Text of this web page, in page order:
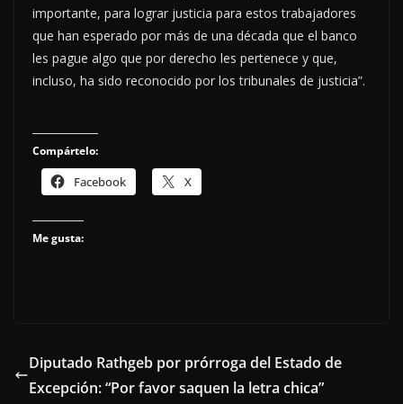
importante, para lograr justicia para estos trabajadores
que han esperado por más de una década que el banco
les pague algo que por derecho les pertenece y que,
incluso, ha sido reconocido por los tribunales de justicia”.
Compártelo:
Facebook X
Me gusta:
Diputado Rathgeb por prórroga del Estado de
Excepción: “Por favor saquen la letra chica”